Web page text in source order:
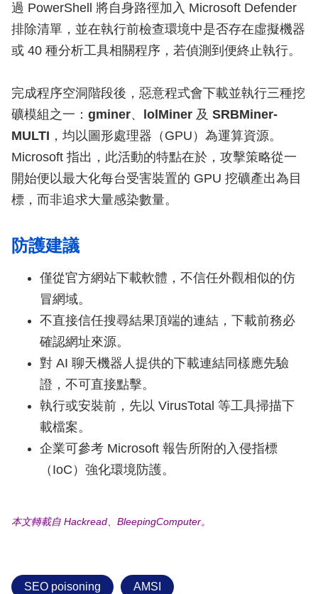
過 PowerShell 將自身路徑加入 Microsoft Defender
排除清單，並在執行前檢查環境中是否存在虛擬機器
或 40 種分析工具相關程序，若偵測到便終止執行。
完成程序空洞階段後，惡意程式會下載並執行三種挖
礦模組之一： gminer、 lolMiner 及 SRBMiner-
MULTI ，均以圖形處理器（GPU）為運算資源。
Microsoft 指出，此活動的特點在於，攻擊策略從一
開始便以最大化每台受害裝置的 GPU 挖礦產出為目
標，而非追求大量感染數量。
防護建議
僅從官方網站下載軟體，不信任外觀相似的仿
冒網域。
不直接信任搜尋結果頂端的連結，下載前務必
確認網址來源。
對 AI 聊天機器人提供的下載連結同樣應先驗
證，不可直接點擊。
執行或安裝前，先以 VirusTotal 等工具掃描下
載檔案。
企業可參考 Microsoft 報告所附的入侵指標
（IoC）強化環境防護。
本文轉載自 Hackread、BleepingComputer。
SEO poisoning AMSI